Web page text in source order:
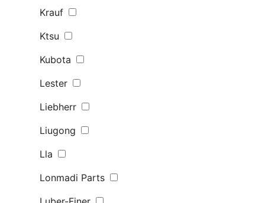
Krauf
Ktsu
Kubota
Lester
Liebherr
Liugong
Lla
Lonmadi Parts